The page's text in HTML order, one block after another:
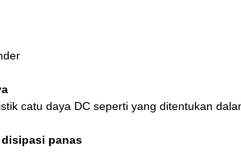
catu daya DC seperti yang ditentukan
panas